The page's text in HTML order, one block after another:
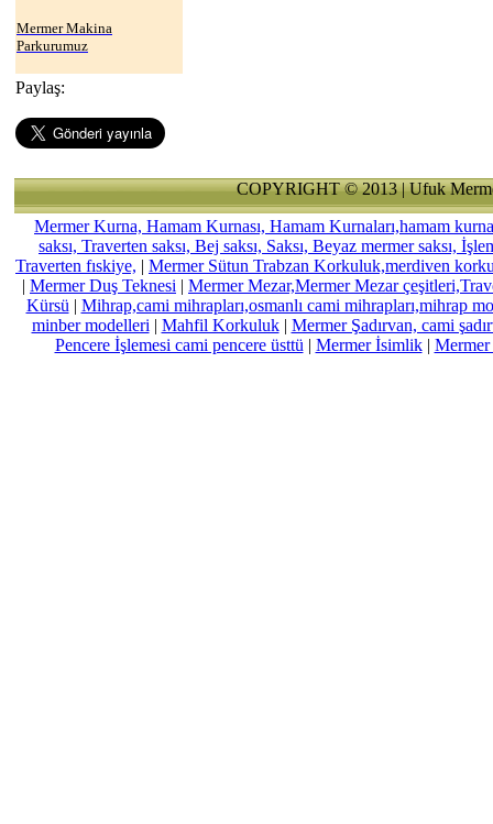
Mermer Makina
Parkurumuz
Paylaş:
COPYRIGHT © 2013 | Ufuk
Mermer Kurna, Hamam Kurnası, Hamam Kurnaları,hamam
saksı, Traverten saksı, Bej saksı, Saksı, Beyaz mermer saksı,
Traverten fıskiye, | Mermer Sütun Trabzan Korkuluk,merdiven
| Mermer Duş Teknesi | Mermer Mezar,Mermer Mezar
Kürsü | Mihrap,cami mihrapları,osmanlı cami mihrapları,mihrap
minber modelleri | Mahfil Korkuluk| Mermer Şadırvan, cami
Pencere İşlemesi cami pencere üsttü | Mermer İsimlik|